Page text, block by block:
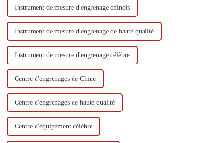
Instrument de mesure d'engrenage chinois
Instrument de mesure d'engrenage de haute qualité
Instrument de mesure d'engrenage célèbre
Centre d'engrenages de Chine
Centre d'engrenages de haute qualité
Centre d'équipement célèbre